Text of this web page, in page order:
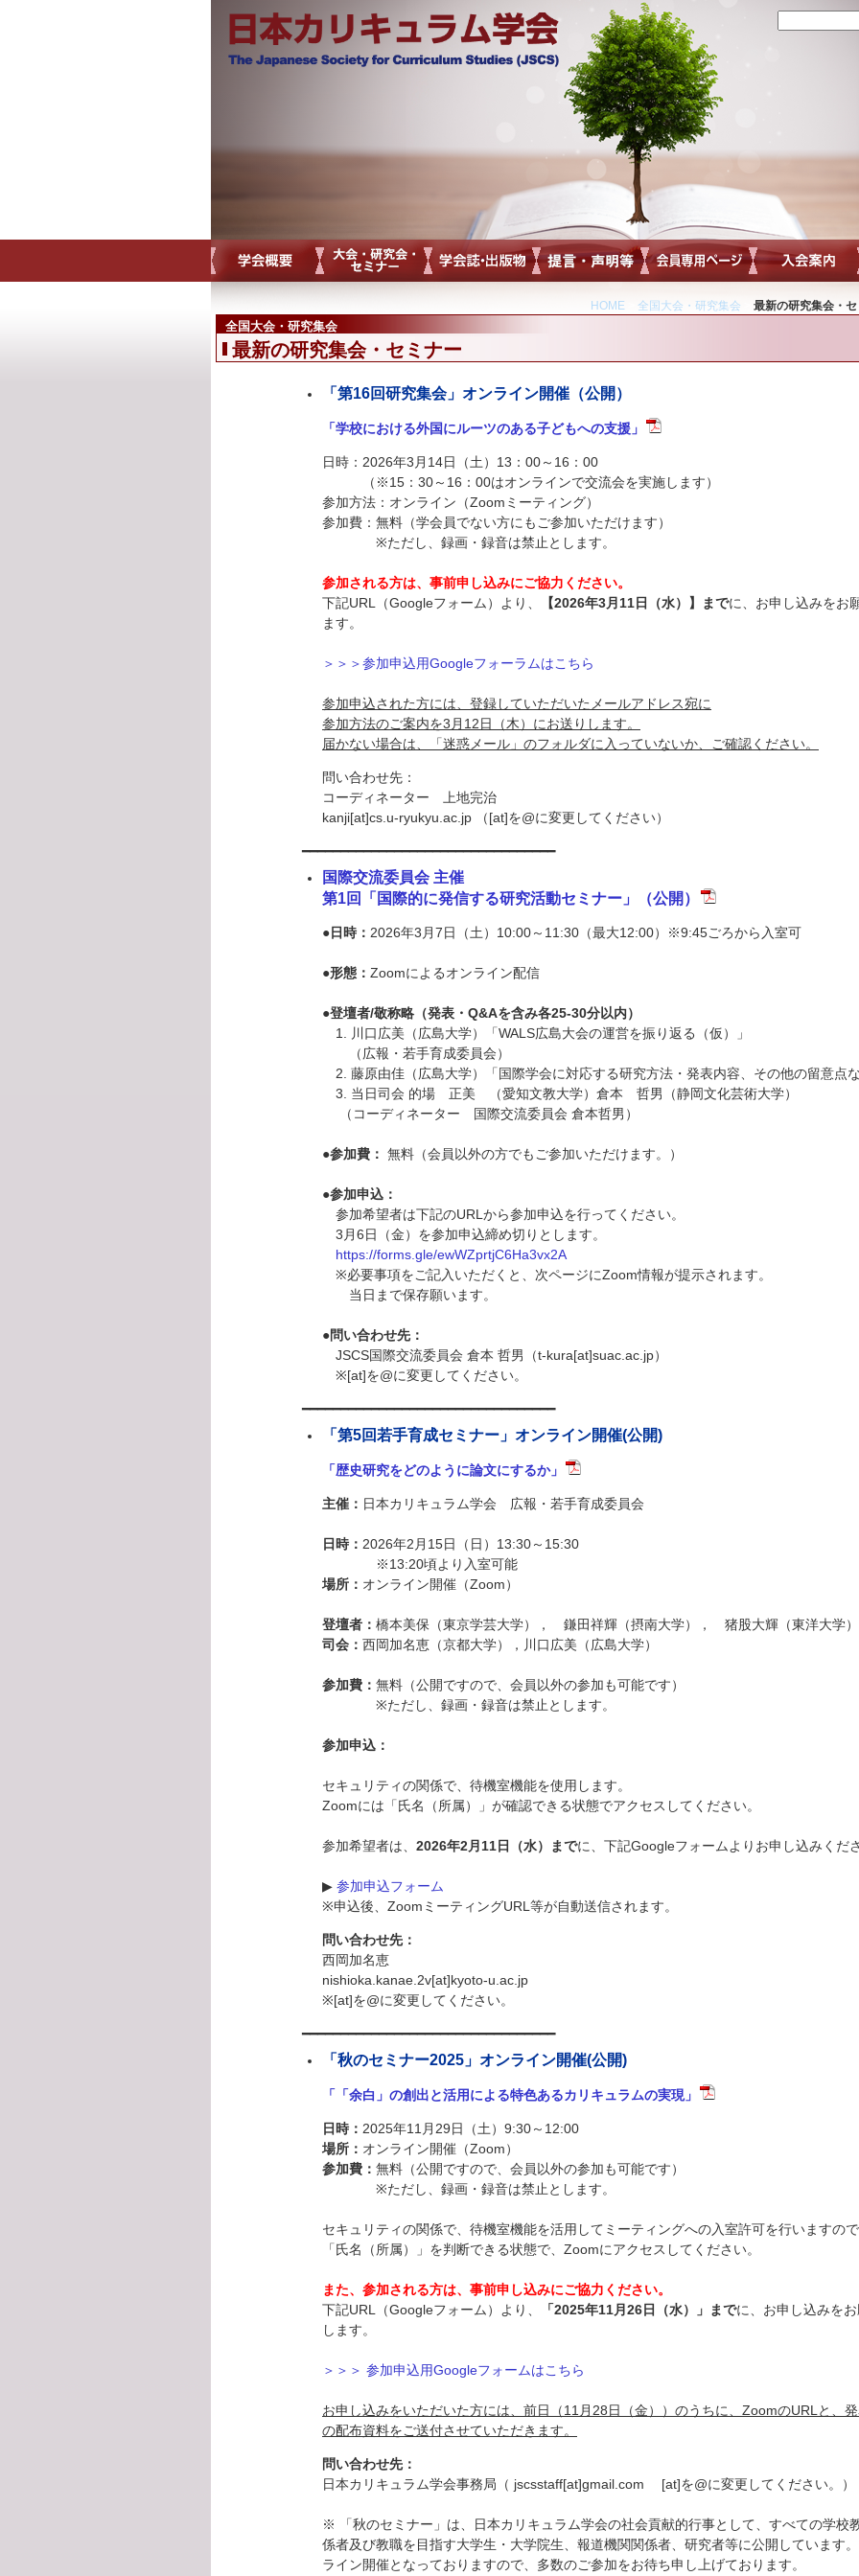
HOME 全国大会・研究集会
最新の研究集会・
全国大会・研究集会
最新の研究集会・セミナー
「第16回研究集会」オンライン開催（公開）
「学校における外国にルーツのある子どもへの支援」
日時：2026年3月14日（土）13：00～16：00
（※15：30～16：00はオンラインで交流会を実施します）
参加方法：オンライン（Zoomミーティング）
参加費：無料（学会員でない方にもご参加いただけます）
※ただし、録画・録音は禁止とします。
参加される方は、事前申し込みにご協力ください。
下記URL（Googleフォーム）より、
【2026年3月11日（水）】までに、お申し込みをお
ます。
＞＞＞参加申込用Googleフォーラムはこちら
参加申込された方には、登録していただいたメールアドレス宛に
参加方法のご案内を3月12日（木）にお送りします。
届かない場合は、「迷惑メール」のフォルダに入っていないか、ご確認ください。
問い合わせ先：
コーディネーター 上地完治
kanji[at]cs.u-ryukyu.ac.jp （[at]を@に変更してください）
━━━━━━━━━━━━━━━━━━━━━━━━━━━━━━━━━
国際交流委員会 主催
第1回「国際的に発信する研究活動セミナー」（公開）
●日時： 2026年3月7日（土）10:00～11:30（最大12:00）※9:45ごろから入室可
●形態： Zoomによるオンライン配信
●登壇者/敬称略（発表・Q&Aを含み各25-30分以内）
1. 川口広美（広島大学）「WALS広島大会の運営を振り返る（仮）」
（広報・若手育成委員会）
2. 藤原由佳（広島大学）「国際学会に対応する研究方法・発表内容、その他の留意点
3. 当日司会 的場 正美 （愛知文教大学）倉本 哲男（静岡文化芸術大学）
（コーディネーター 国際交流委員会 倉本哲男）
●参加費： 無料（会員以外の方でもご参加いただけます。）
●参加申込：
参加希望者は下記のURLから参加申込を行ってください。
3月6日（金）を参加申込締め切りとします。
https://forms.gle/ewWZprtjC6Ha3vx2A
※必要事項をご記入いただくと、次ページにZoom情報が提示されます。
当日まで保存願います。
●問い合わせ先：
JSCS国際交流委員会 倉本 哲男（t-kura[at]suac.ac.jp）
※[at]を@に変更してください。
━━━━━━━━━━━━━━━━━━━━━━━━━━━━━━━━━
「第5回若手育成セミナー」オンライン開催(公開)
「歴史研究をどのように論文にするか」
主催： 日本カリキュラム学会 広報・若手育成委員会
日時： 2026年2月15日（日）13:30～15:30
※13:20頃より入室可能
場所： オンライン開催（Zoom）
登壇者： 橋本美保（東京学芸大学）， 鎌田祥輝（摂南大学）， 猪股大輝（東洋大学）
司会： 西岡加名恵（京都大学），川口広美（広島大学）
参加費： 無料（公開ですので、会員以外の参加も可能です）
※ただし、録画・録音は禁止とします。
参加申込：
セキュリティの関係で、待機室機能を使用します。
Zoomには「氏名（所属）」が確認できる状態でアクセスしてください。
参加希望者は、 2026年2月11日（水）までに、下記Googleフォームよりお申し込みくだ
▶ 参加申込フォーム
※申込後、ZoomミーティングURL等が自動送信されます。
問い合わせ先：
西岡加名恵
nishioka.kanae.2v[at]kyoto-u.ac.jp
※[at]を@に変更してください。
━━━━━━━━━━━━━━━━━━━━━━━━━━━━━━━━━
「秋のセミナー2025」オンライン開催(公開)
「「余白」の創出と活用による特色あるカリキュラムの実現」
日時： 2025年11月29日（土）9:30～12:00
場所： オンライン開催（Zoom）
参加費： 無料（公開ですので、会員以外の参加も可能です）
※ただし、録画・録音は禁止とします。
セキュリティの関係で、待機室機能を活用してミーティングへの入室許可を行いますの
「氏名（所属）」を判断できる状態で、Zoomにアクセスしてください。
また、参加される方は、事前申し込みにご協力ください。
下記URL（Googleフォーム）より、
「2025年11月26日（水）」までに、お申し込みを
します。
＞＞＞ 参加申込用Googleフォームはこちら
お申し込みをいただいた方には、前日（11月28日（金））のうちに、ZoomのURLと、
の配布資料をご送付させていただきます。
問い合わせ先：
日本カリキュラム学会事務局（ jscsstaff[at]gmail.com [at]を@に変更してください。）
※ 「秋のセミナー」は、日本カリキュラム学会の社会貢献的行事として、すべての学校
係者及び教職を目指す大学生・大学院生、報道機関関係者、研究者等に公開しています
ライン開催となっておりますので、多数のご参加をお待ち申し上げております。